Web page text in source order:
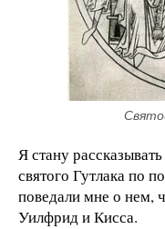
Я стану
святого Гутлака по
поведали мне о нем,
Уилфрид и Кисса.